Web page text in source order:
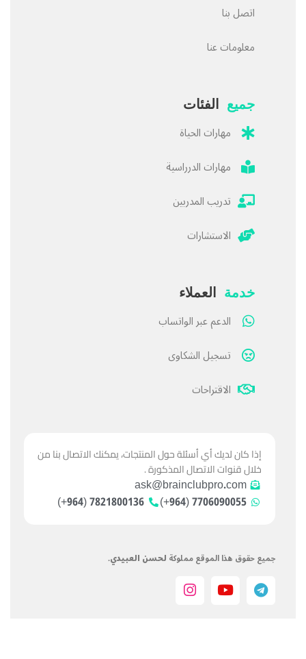
اتصل بنا
معلومات عنا
جميع الفئات
مهارات الحياة
مهارات الدرراسية
تدريب المدربين
الاستشارات
خدمة العملاء
الدعم عبر الواتساب
تسجيل الشكاوى
الاقتراحات
إذا كان لديك أي أسئلة حول المنتجات، يمكنك الاتصال بنا من
خلال قنوات الاتصال المذكورة .
ask@brainclubpro.com
7706090055 (964+)
7821800136 (964+)
جميع حقوق هذا الموقع مملوكة لحسن العبيدي.